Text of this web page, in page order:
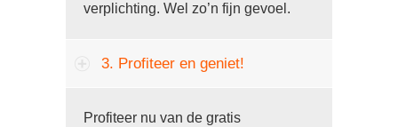
verplichting. Wel zo’n fijn gevoel.
3. Profiteer en geniet!
Profiteer nu van de gratis